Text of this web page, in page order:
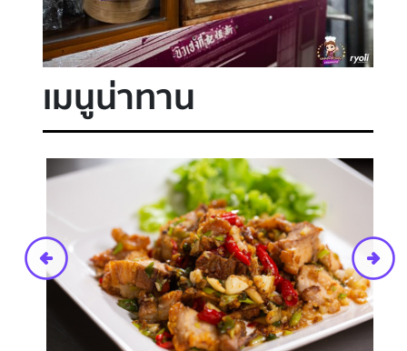
100%
เมนูน่าทาน